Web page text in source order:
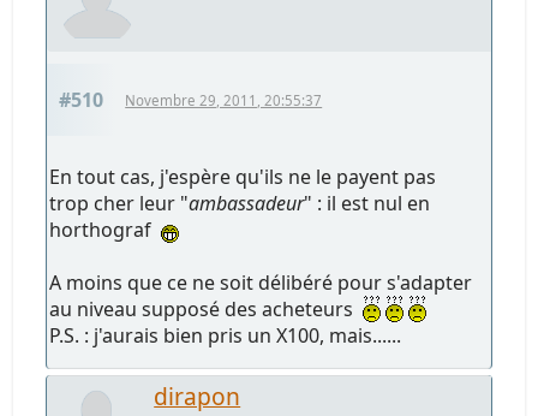
#510 Novembre 29, 2011, 20:55:37
En tout cas, j'espère qu'ils ne le payent pas
trop cher leur "ambassadeur" : il est nul en
horthograf
A moins que ce ne soit délibéré pour s'adapter
au niveau supposé des acheteurs
P.S. : j'aurais bien pris un X100, mais......
dirapon